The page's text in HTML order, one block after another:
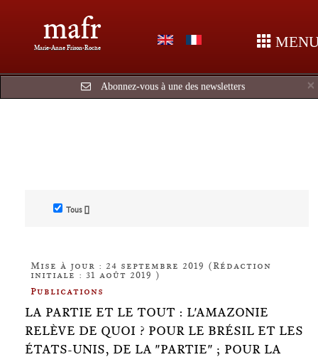
mafr
Marie-Anne Frison-Roche
×
Abonnez-vous à une des newsletters
Tous []
Mise à jour : 24 septembre 2019 (Rédaction
initiale : 31 août 2019 )
Publications
LA PARTIE ET LE TOUT : L'AMAZONIE
RELÈVE DE QUOI ? POUR LE BRÉSIL ET LES
ÉTATS-UNIS, DE LA "PARTIE" ; POUR LA